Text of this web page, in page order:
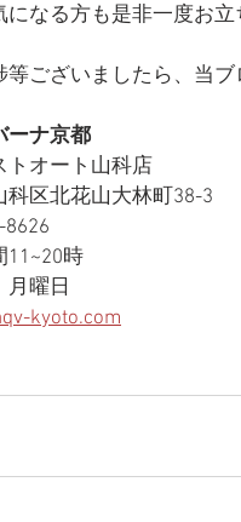
になる方も是非一度お
等ございましたら、当
ーナ京都
トオート山科店
科区北花山大林町38-3
8626
11~20時
月曜日
kyoto.com